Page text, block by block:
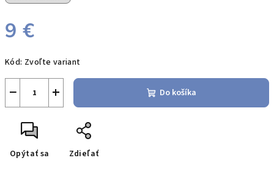
9 €
cena:
Kód: Zvoľte variant
+
− Do košíka
Opýtať sa Zdieľať